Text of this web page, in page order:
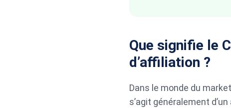
Que signifie le
d’affiliation ?
Dans le monde du
s’agit généralement